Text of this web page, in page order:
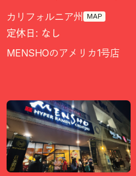
カリフォルニア州 MAP
定休日: なし
MENSHOのアメリカ1号店